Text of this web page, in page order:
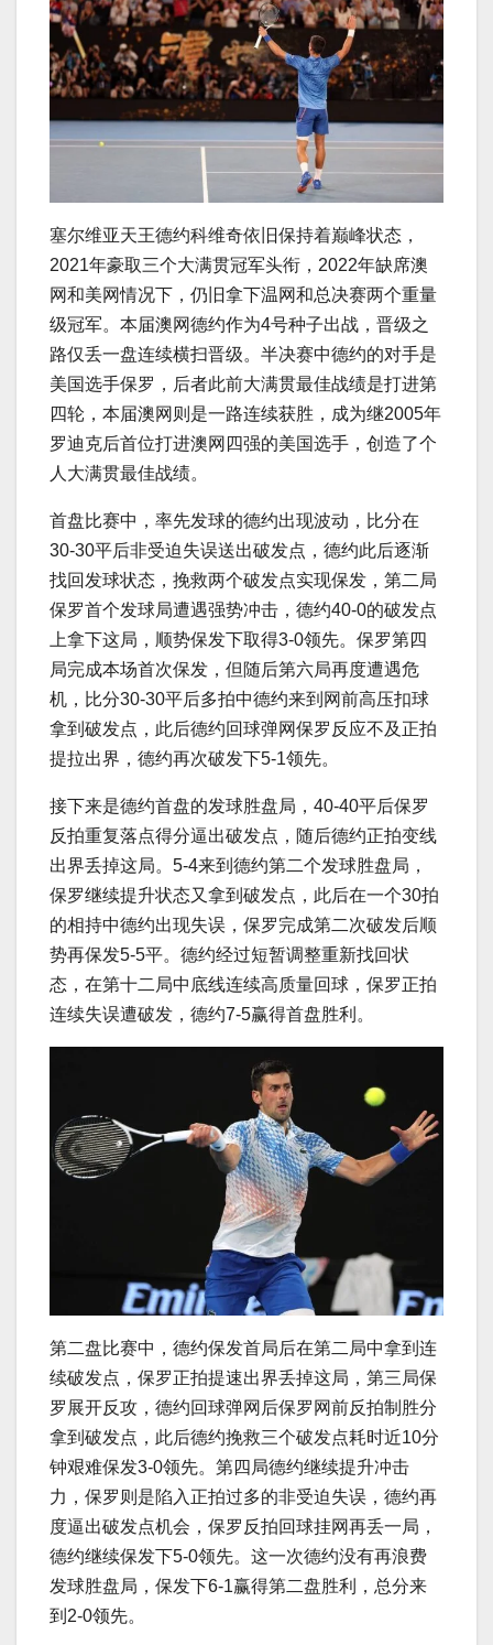
塞尔维亚天王德约科维奇依旧保持着巅峰状态，
2021年豪取三个大满贯冠军头衔，2022年缺席澳
网和美网情况下，仍旧拿下温网和总决赛两个重量
级冠军。本届澳网德约作为4号种子出战，晋级之
路仅丢一盘连续横扫晋级。半决赛中德约的对手是
美国选手保罗，后者此前大满贯最佳战绩是打进第
四轮，本届澳网则是一路连续获胜，成为继2005年
罗迪克后首位打进澳网四强的美国选手，创造了个
人大满贯最佳战绩。
首盘比赛中，率先发球的德约出现波动，比分在
30-30平后非受迫失误送出破发点，德约此后逐渐
找回发球状态，挽救两个破发点实现保发，第二局
保罗首个发球局遭遇强势冲击，德约40-0的破发点
上拿下这局，顺势保发下取得3-0领先。保罗第四
局完成本场首次保发，但随后第六局再度遭遇危
机，比分30-30平后多拍中德约来到网前高压扣球
拿到破发点，此后德约回球弹网保罗反应不及正拍
提拉出界，德约再次破发下5-1领先。
接下来是德约首盘的发球胜盘局，40-40平后保罗
反拍重复落点得分逼出破发点，随后德约正拍变线
出界丢掉这局。5-4来到德约第二个发球胜盘局，
保罗继续提升状态又拿到破发点，此后在一个30拍
的相持中德约出现失误，保罗完成第二次破发后顺
势再保发5-5平。德约经过短暂调整重新找回状
态，在第十二局中底线连续高质量回球，保罗正拍
连续失误遭破发，德约7-5赢得首盘胜利。
第二盘比赛中，德约保发首局后在第二局中拿到连
续破发点，保罗正拍提速出界丢掉这局，第三局保
罗展开反攻，德约回球弹网后保罗网前反拍制胜分
拿到破发点，此后德约挽救三个破发点耗时近10分
钟艰难保发3-0领先。第四局德约继续提升冲击
力，保罗则是陷入正拍过多的非受迫失误，德约再
度逼出破发点机会，保罗反拍回球挂网再丢一局，
德约继续保发下5-0领先。这一次德约没有再浪费
发球胜盘局，保发下6-1赢得第二盘胜利，总分来
到2-0领先。